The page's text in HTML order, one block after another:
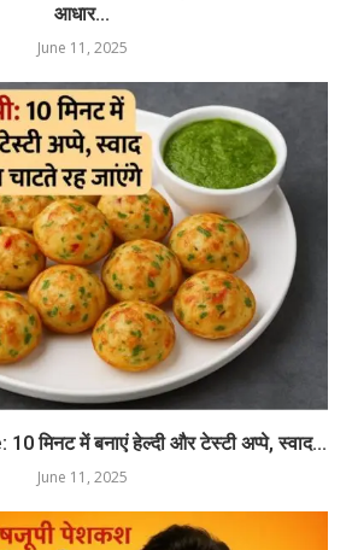
आधार...
June 11, 2025
मिनट में बनाएं हेल्दी और टेस्टी अप्पे, स्वाद...
June 11, 2025